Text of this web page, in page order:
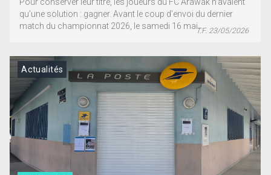
Pour conserver leur titre, les joueurs du FC Arawak n’avaient
qu’une solution : gagner. Avant le coup d’envoi du dernier
match du championnat 2026, le samedi 16 mai...T.F. 23/05/2026
Actualités